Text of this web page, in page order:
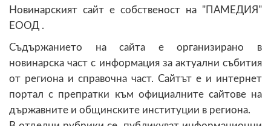
Новинарският сайт е собственост на "ПАМЕДИЯ"
ЕООД .
Съдържанието на сайта е организирано в
новинарска част с информация за актуални събития
от региона и справочна част. Сайтът е и интернет
портал с препратки към официалните сайтове на
държавните и общинските институции в региона.